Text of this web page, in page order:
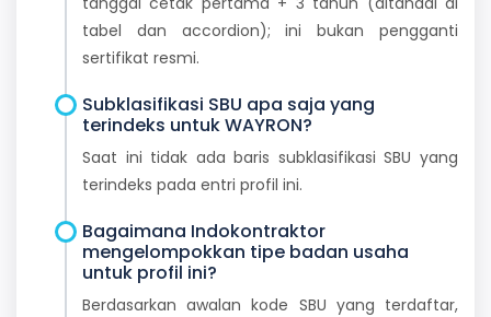
tabel dan accordion); ini bukan pengganti
sertifikat resmi.
Subklasifikasi SBU apa saja yang
terindeks untuk WAYRON?
Saat ini tidak ada baris subklasifikasi SBU yang
terindeks pada entri profil ini.
Bagaimana Indokontraktor
mengelompokkan tipe badan usaha
untuk profil ini?
Berdasarkan awalan kode SBU yang terdaftar,